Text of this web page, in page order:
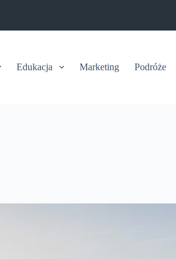
Edukacja Marketing Podróże